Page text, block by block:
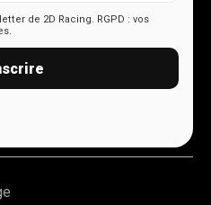
de 2D Racing. RGPD : vos